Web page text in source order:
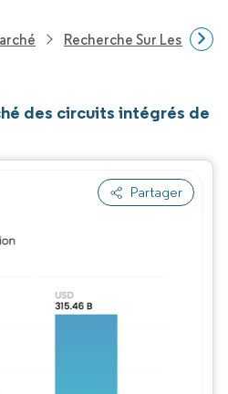
Recherche Sur Les
des circuits intégrés de
Partager